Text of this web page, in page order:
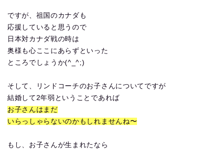
ですが、祖国のカナダも
応援していると思うので
日本対カナダ戦の時は
奥様も心ここにあらずといった
ところでしょうか(^_^;)
そして、リンドコーチのお子さんについてですが
結婚して2年弱ということであれば
お子さんはまだ
いらっしゃらないのかもしれませんね〜
もし、お子さんが生まれたなら